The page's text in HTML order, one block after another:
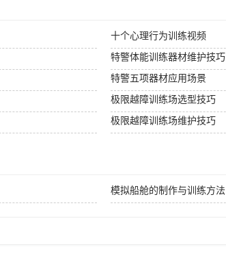
十个心理行为训练视频
特警体能训练器材维护技巧
特警五项器材应用场景
极限越障训练场选型技巧
极限越障训练场维护技巧
模拟船舱的制作与训练方法